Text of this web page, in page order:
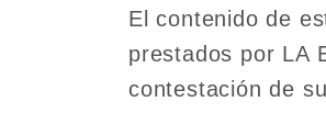
El contenido de
prestados por LA
contestación de